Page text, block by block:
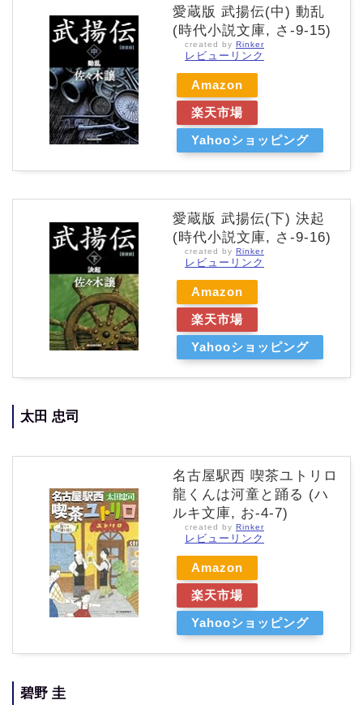
愛蔵版 武揚伝(中) 動乱
(時代小説文庫, さ-9-15)
created by Rinker
レビューリンク
Amazon
楽天市場
Yahooショッピング
愛蔵版 武揚伝(下) 決起
(時代小説文庫, さ-9-16)
created by Rinker
レビューリンク
Amazon
楽天市場
Yahooショッピング
太田 忠司
名古屋駅西 喫茶ユトリロ
龍くんは河童と踊る (ハ
ルキ文庫, お-4-7)
created by Rinker
レビューリンク
Amazon
楽天市場
Yahooショッピング
碧野 圭